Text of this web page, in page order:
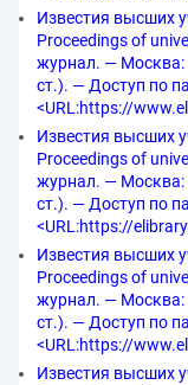
Известия высших
Proceedings of
журнал. — Москва:
ст.). — Доступ по
<URL:https://
Известия высших
Proceedings of
журнал. — Москва:
ст.). — Доступ по
<URL:https://
Известия высших
Proceedings of
журнал. — Москва:
ст.). — Доступ по
<URL:https://
Известия высших